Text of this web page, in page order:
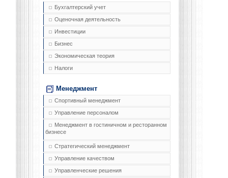
Бухгалтерский учет
Оценочная деятельность
Инвестиции
Бизнес
Экономическая теория
Налоги
Менеджмент
Спортивный менеджмент
Управление персоналом
Менеджмент в гостиничном и ресторанном
бизнесе
Стратегический менеджмент
Управление качеством
Управленческие решения